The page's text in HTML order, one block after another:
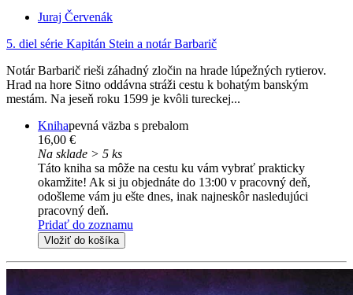
Juraj Červenák
5. diel série Kapitán Stein a notár Barbarič
Notár Barbarič rieši záhadný zločin na hrade lúpežných rytierov.
Hrad na hore Sitno oddávna stráži cestu k bohatým banským
mestám. Na jeseň roku 1599 je kvôli tureckej...
Knihapevná väzba s prebalom
16,00 €
Na sklade > 5 ks
Táto kniha sa môže na cestu ku vám vybrať prakticky
okamžite! Ak si ju objednáte do 13:00 v pracovný deň,
odošleme vám ju ešte dnes, inak najneskôr nasledujúci
pracovný deň.
Pridať do zoznamu
Vložiť do košíka